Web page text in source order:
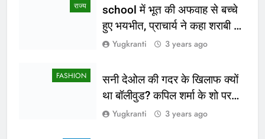
राज्य
school में भूत की अफवाह से बच्चे
हुए भयभीत, प्राचार्य ने कहा शराबी ने
उड़ाई अफवाह
Yugkranti 3 years ago
FASHION
सनी देओल की गदर के खिलाफ क्यों
था बॉलीवुड? कपिल शर्मा के शो पर
सामने आई सच्चाई
Yugkranti 3 years ago